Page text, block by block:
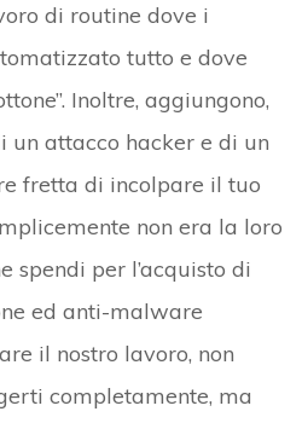
di routine dove i
tutto e dove
Inoltre, aggiungono,
un attacco hacker e di un
fretta di incolpare il tuo
non era la loro
spendi per l’acquisto di
ed anti-malware
il nostro lavoro, non
completamente, ma